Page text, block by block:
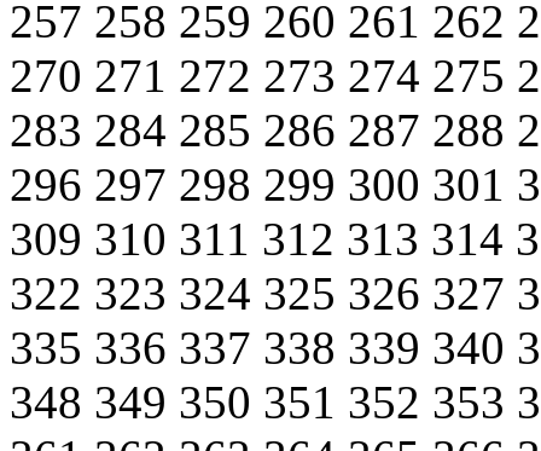
257 258 259 260 261 262
270 271 272 273 274 275
283 284 285 286 287 288
296 297 298 299 300 301
309 310 311 312 313 314
322 323 324 325 326 327
335 336 337 338 339 340
348 349 350 351 352 353